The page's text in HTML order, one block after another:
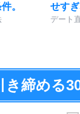
。
せすぎ
デート
き締める